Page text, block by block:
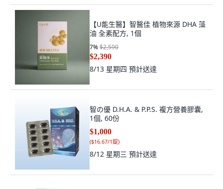
【U能生醫】智醫佳 植物來源 DHA 藻
油 全素配方, 1個
7%$2,590
$2,390
8/13 星期四 預計送達
智の優 D.H.A. & P.P.S. 複方營養膠囊,
1個, 60份
$1,000
($16.67/1錠)
8/12 星期三 預計送達